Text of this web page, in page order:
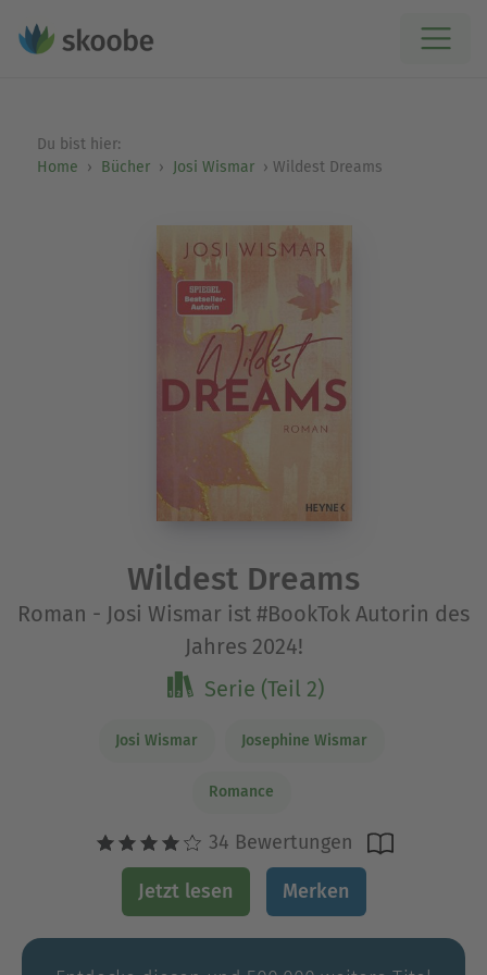
Du bist hier:
Home
Bücher Josi Wismar Wildest Dreams
Wildest Dreams
Roman - Josi Wismar ist #BookTok Autorin des
Jahres 2024!
Serie (Teil 2)
Josi Wismar Josephine Wismar
Romance
34 Bewertungen
Jetzt lesen Merken